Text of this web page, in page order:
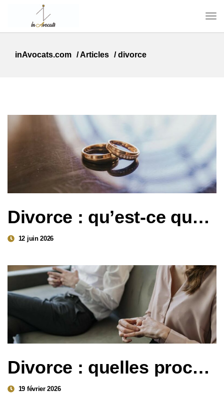
inAvocats.com /Articles /divorce
Divorce : qu’est-ce que le devoir de secours dont peut bénéficier l’époux(se) durant la procédure de divorce ?
12 juin 2026
Divorce : quelles procédures et pour quelles situations ?
19 février 2026